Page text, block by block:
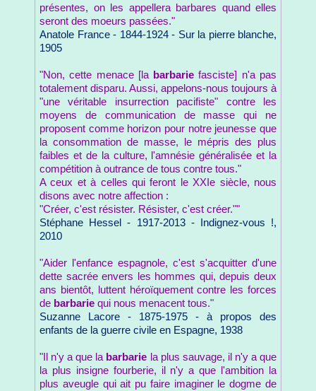
présentes, on les appellera barbares quand elles
seront des moeurs passées."
Anatole France - 1844-1924 - Sur la pierre blanche,
1905
"Non, cette menace [la barbarie fasciste] n'a pas
totalement disparu. Aussi, appelons-nous toujours à
"une véritable insurrection pacifiste" contre les
moyens de communication de masse qui ne
proposent comme horizon pour notre jeunesse que
la consommation de masse, le mépris des plus
faibles et de la culture, l'amnésie généralisée et la
compétition à outrance de tous contre tous."
A ceux et à celles qui feront le XXIe siècle, nous
disons avec notre affection :
"Créer, c'est résister. Résister, c'est créer.""
Stéphane Hessel - 1917-2013 - Indignez-vous !,
2010
"Aider l'enfance espagnole, c'est s'acquitter d'une
dette sacrée envers les hommes qui, depuis deux
ans bientôt, luttent héroïquement contre les forces
de barbarie qui nous menacent tous."
Suzanne Lacore - 1875-1975 - à propos des
enfants de la guerre civile en Espagne, 1938
"Il n'y a que la barbarie la plus sauvage, il n'y a que
la plus insigne fourberie, il n'y a que l'ambition la
plus aveugle qui ait pu faire imaginer le dogme de